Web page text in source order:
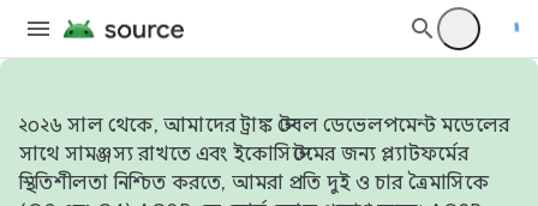
২০২৬ সাল থেকে, আমাদের ট্রাঙ্ক স্টেবল ডেভেলপমেন্ট মডেলের
সাথে সামঞ্জস্য রাখতে এবং ইকোসিস্টেমের জন্য প্ল্যাটফর্মের
স্থিতিশীলতা নিশ্চিত করতে, আমরা প্রতি দুই ও চার ত্রৈমাসিকে